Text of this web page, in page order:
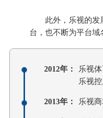
此外，乐视的发
台，也不断为平台域
2012年：
乐视
乐视
2013年： 乐视